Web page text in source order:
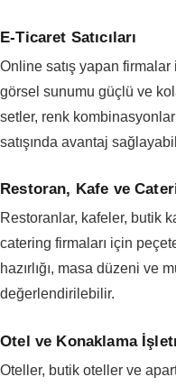
E-Ticaret Satıcıları
Online satış yapan
görsel sunumu güçlü ve
setler, renk
satışında avantaj
Restoran, Kafe ve
Restoranlar, kafeler, butik
catering firmaları için
hazırlığı, masa düzeni ve
değerlendirilebilir.
Otel ve Konaklama
Oteller, butik oteller ve